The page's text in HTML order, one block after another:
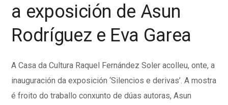
a exposición de Asun
Rodríguez e Eva Garea
A Casa da Cultura Raquel Fernández Soler acolleu, onte, a
inauguración da exposición ‘Silencios e derivas’. A mostra
é froito do traballo conxunto de dúas autoras, Asun